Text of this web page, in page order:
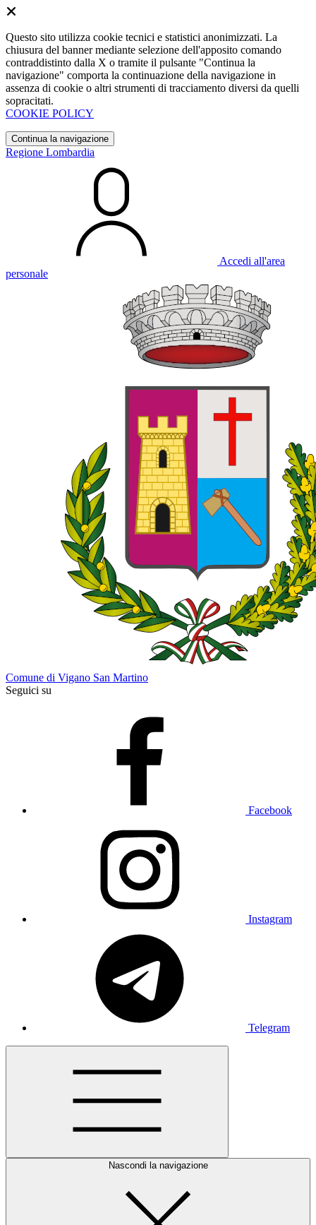
Questo sito utilizza cookie tecnici e statistici anonimizzati. La
chiusura del banner mediante selezione dell'apposito comando
contraddistinto dalla X o tramite il pulsante "Continua la
navigazione" comporta la continuazione della navigazione in
assenza di cookie o altri strumenti di tracciamento diversi da quelli
sopracitati.
COOKIE POLICY
Continua la navigazione
Regione Lombardia
Accedi all'area
personale
Comune di Vigano San Martino
Seguici su
Facebook
Instagram
Telegram
Nascondi la navigazione